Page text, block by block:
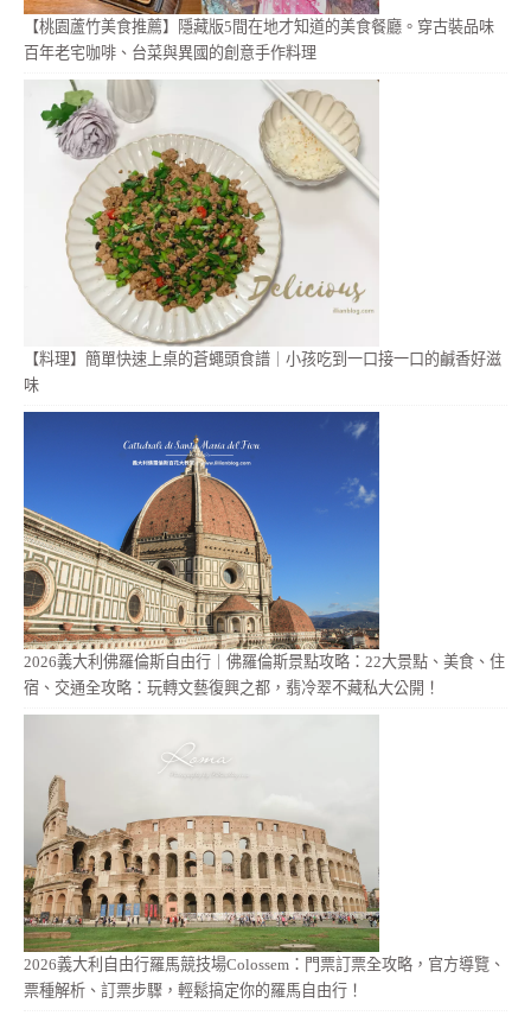
【桃園蘆竹美食推薦】隱藏版5間在地才知道的美食餐廳。穿古裝品味
百年老宅咖啡、台菜與異國的創意手作料理
【料理】簡單快速上桌的蒼蠅頭食譜｜小孩吃到一口接一口的鹹香好滋
味
2026義大利佛羅倫斯自由行｜佛羅倫斯景點攻略：22大景點、美食、住
宿、交通全攻略：玩轉文藝復興之都，翡冷翠不藏私大公開！
2026義大利自由行羅馬競技場Colossem：門票訂票全攻略，官方導覽、
票種解析、訂票步驟，輕鬆搞定你的羅馬自由行！